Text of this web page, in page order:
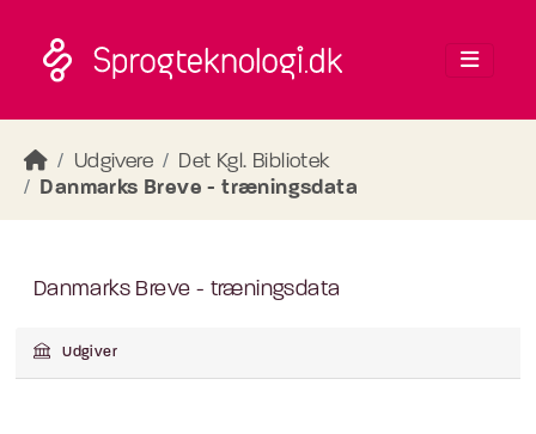
Udgivere
Det Kgl. Bibliotek
Danmarks Breve - træningsdata
Danmarks Breve - træningsdata
Udgiver